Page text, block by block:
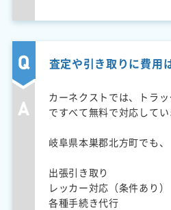
査定や引き取りに費用
カーネクストでは、トラ
ですべて無料で対応してい
岐阜県本巣郡北方町でも、
出張引き取り
レッカー対応（条件あり）
各種手続き代行